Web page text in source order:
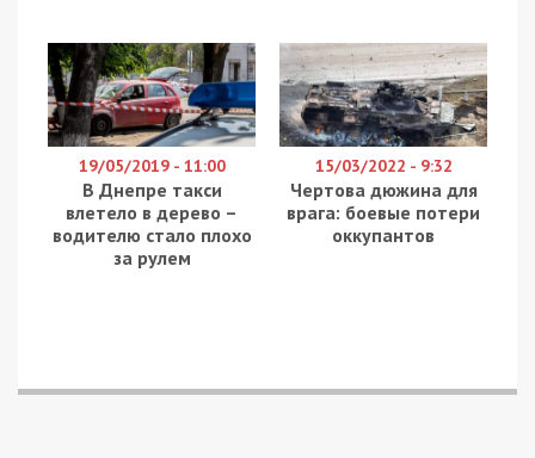
19/05/2019 - 11:00
В Днепре такси
влетело в дерево –
водителю стало плохо
за рулем
15/03/2022 - 9:32
Чертова дюжина для
врага: боевые потери
оккупантов